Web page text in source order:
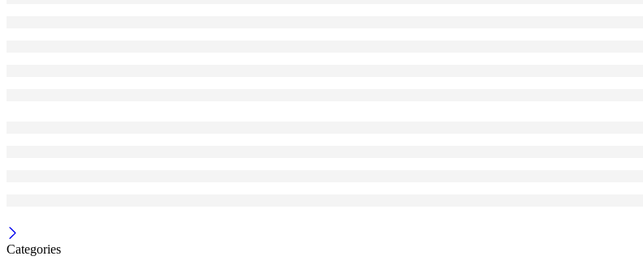
Categories